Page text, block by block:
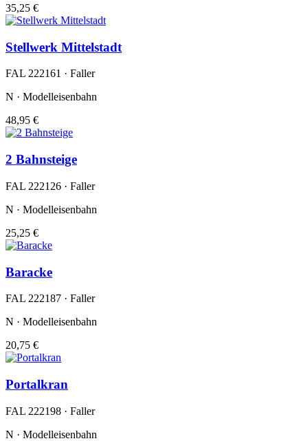
35,25 €
Stellwerk Mittelstadt
FAL 222161 · Faller
N · Modelleisenbahn
48,95 €
2 Bahnsteige
FAL 222126 · Faller
N · Modelleisenbahn
25,25 €
Baracke
FAL 222187 · Faller
N · Modelleisenbahn
20,75 €
Portalkran
FAL 222198 · Faller
N · Modelleisenbahn